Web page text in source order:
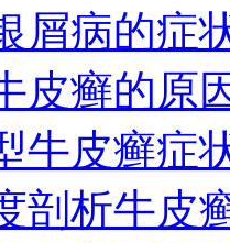
屑病的症
皮癣的原
牛皮癣症
剖析牛皮